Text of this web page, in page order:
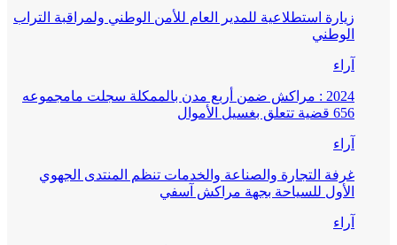
زيارة استطلاعية للمدير العام للأمن الوطني ولمراقبة التراب
الوطني
آراء
2024 : مراكش ضمن أربع مدن بالممكلة سجلت مامجموعه
656 قضية تتعلق بغسيل الأموال
آراء
غرفة التجارة والصناعة والخدمات تنظم المنتدى الجهوي
الأول للسياحة بجهة مراكش آسفي
آراء